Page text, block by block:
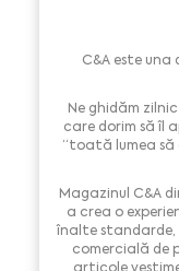
C&A este
Ne ghidăm
care dorim să îl
“toată lumea să
Magazinul C&A
a crea o
înalte standarde,
comercială de